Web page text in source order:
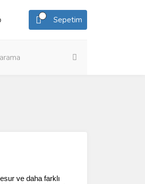
Sepetim
ve daha farklı